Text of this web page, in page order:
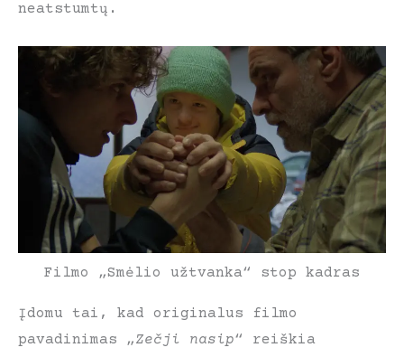
neatstumtų.
Filmo „Smėlio užtvanka“ stop kadras
Įdomu tai, kad originalus filmo
pavadinimas „Zečji nasip“ reiškia